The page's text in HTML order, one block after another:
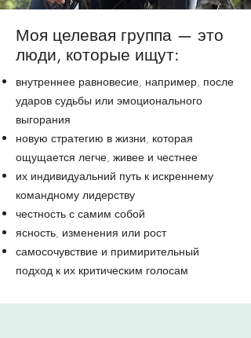
Моя целевая группа — это
люди, которые ищут:
внутреннее равновесие, например, после
ударов судьбы или эмоционального
выгорания
новую стратегию в жизни, которая
ощущается легче, живее и честнее
их индивидуальний путь к искреннему
командному лидерству
честность с самим собой
ясность, изменения или рост
самосочувствие и примирительный
подход к их критическим голосам